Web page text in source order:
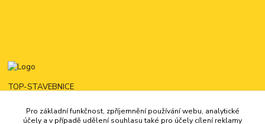
TOP-STAVEBNICE
725444321
Pro základní funkčnost, zpříjemnění používání webu, analytické
účely a v případě udělení souhlasu také pro účely cílení reklamy